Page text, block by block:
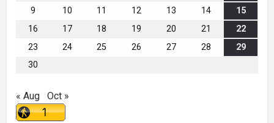
9
10 11 12 13 14
15
16
17 18 19 20 21
22
23
24 25 26 27 28
29
30
« Aug Oct »